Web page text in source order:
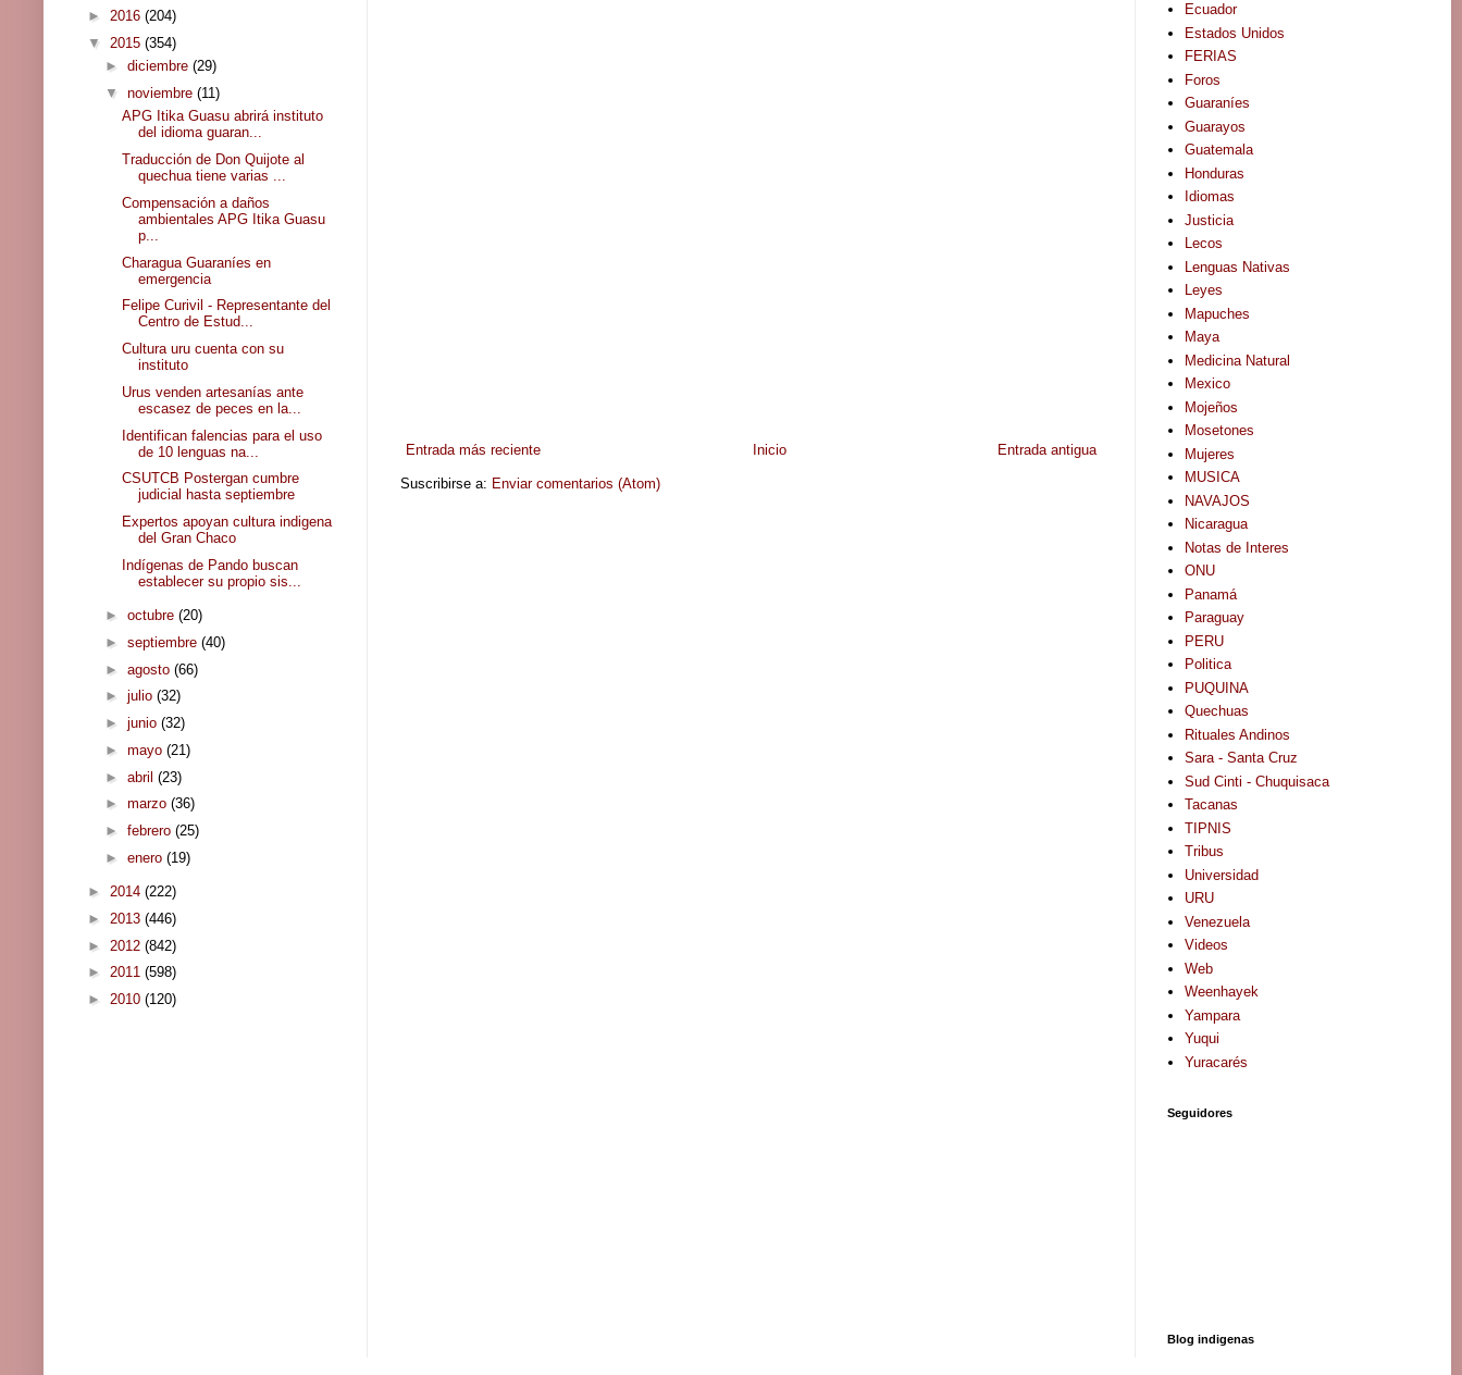
Entrada más reciente Entrada antigua
Inicio
Suscribirse a: Enviar comentarios (Atom)
► 2016 (204)
▼ 2015 (354)
► diciembre (29)
▼ noviembre (11)
APG Itika Guasu abrirá instituto
del idioma guaran...
Traducción de Don Quijote al
quechua tiene varias ...
Compensación a daños
ambientales APG Itika Guasu
p...
Charagua Guaraníes en
emergencia
Felipe Curivil - Representante del
Centro de Estud...
Cultura uru cuenta con su
instituto
Urus venden artesanías ante
escasez de peces en la...
Identifican falencias para el uso
de 10 lenguas na...
CSUTCB Postergan cumbre
judicial hasta septiembre
Expertos apoyan cultura indigena
del Gran Chaco
Indígenas de Pando buscan
establecer su propio sis...
► octubre (20)
► septiembre (40)
► agosto (66)
► julio (32)
► junio (32)
► mayo (21)
► abril (23)
► marzo (36)
► febrero (25)
► enero (19)
► 2014 (222)
► 2013 (446)
► 2012 (842)
► 2011 (598)
► 2010 (120)
Ecuador
Estados Unidos
FERIAS
Foros
Guaraníes
Guarayos
Guatemala
Honduras
Idiomas
Justicia
Lecos
Lenguas Nativas
Leyes
Mapuches
Maya
Medicina Natural
Mexico
Mojeños
Mosetones
Mujeres
MUSICA
NAVAJOS
Nicaragua
Notas de Interes
ONU
Panamá
Paraguay
PERU
Politica
PUQUINA
Quechuas
Rituales Andinos
Sara - Santa Cruz
Sud Cinti - Chuquisaca
Tacanas
TIPNIS
Tribus
Universidad
URU
Venezuela
Videos
Web
Weenhayek
Yampara
Yuqui
Yuracarés
Seguidores
Blog indigenas